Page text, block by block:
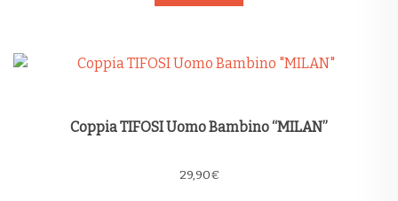
Coppia TIFOSI Uomo Bambino “MILAN”
29,90€